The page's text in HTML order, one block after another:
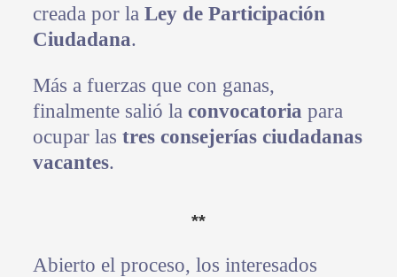
creada por la Ley de Participación
Ciudadana.
Más a fuerzas que con ganas,
finalmente salió la convocatoria para
ocupar las tres consejerías ciudadanas
vacantes.
**
Abierto el proceso, los interesados